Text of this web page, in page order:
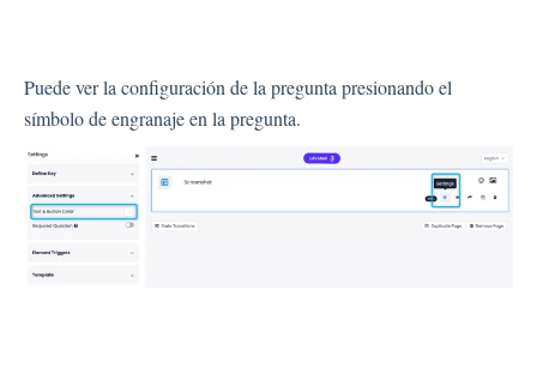
Puede ver la configuración de la pregunta presionando el
símbolo de engranaje en la pregunta.